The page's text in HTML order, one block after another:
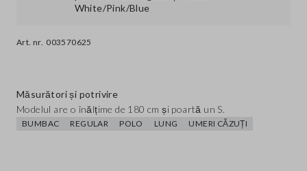
Art. nr. 003570625
Măsurători și potrivire
Modelul are o înălțime de 180 cm și poartă un S.
BUMBAC REGULAR POLO LUNG UMERI CĂZUȚI